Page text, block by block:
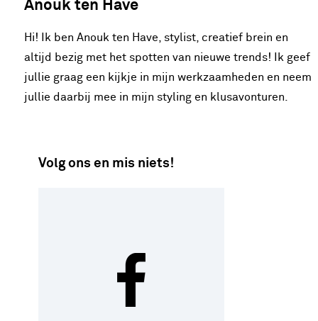
Anouk ten Have
Hi! Ik ben Anouk ten Have, stylist, creatief brein en
altijd bezig met het spotten van nieuwe trends! Ik geef
jullie graag een kijkje in mijn werkzaamheden en neem
jullie daarbij mee in mijn styling en klusavonturen.
Volg ons en mis niets!